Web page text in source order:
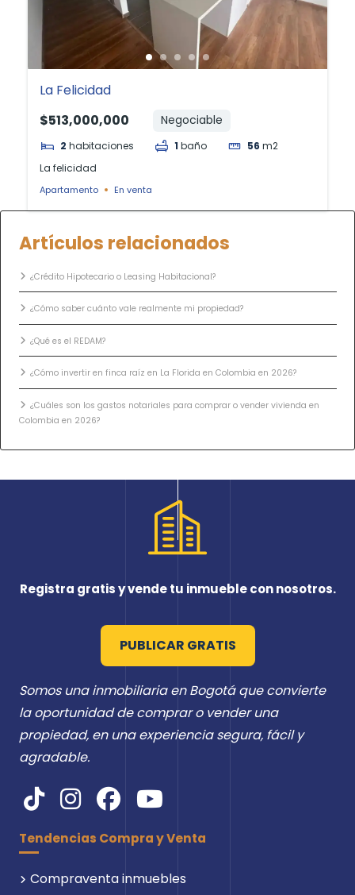
La Felicidad
$513,000,000
Negociable
2 habitaciones 1 baño 56 m2
La felicidad
Apartamento En venta
Artículos relacionados
¿Crédito Hipotecario o Leasing Habitacional?
¿Cómo saber cuánto vale realmente mi propiedad?
¿Qué es el REDAM?
¿Cómo invertir en finca raíz en La Florida en Colombia en 2026?
¿Cuáles son los gastos notariales para comprar o vender vivienda en
Colombia en 2026?
Somos una inmobiliaria en Bogotá que convierte
la oportunidad de comprar o vender una
propiedad, en una experiencia segura, fácil y
agradable.
Tendencias Compra y Venta
Compraventa inmuebles
Registra gratis y vende tu inmueble con nosotros.
PUBLICAR GRATIS